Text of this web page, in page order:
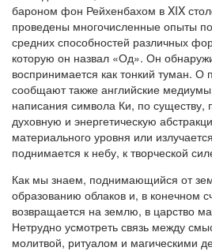
бароном фон Рейхенбахом в XIX
проведены многочисленные опыты
средних способностей различных
которую он назвал «Од». Он
воспри­нимается как тонкий туман.
сообщают также английские
написания символа Ки, по существу,
духовную и энергетическую
материального уровня или
поднимается к небу, к творческой
Как мы знаем, поднимающийся от
образова­нию облаков и, в конечном
возвращается на землю, в царство
Нетрудно усмотреть связь между
молитвой, ритуалом и магическими